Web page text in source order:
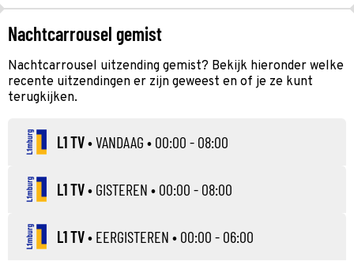
Nachtcarrousel gemist
Nachtcarrousel uitzending gemist? Bekijk hieronder welke
recente uitzendingen er zijn geweest en of je ze kunt
terugkijken.
L1 TV•VANDAAG • 00:00 - 08:00
L1 TV• GISTEREN • 00:00 - 08:00
L1 TV• EERGISTEREN • 00:00 - 06:00